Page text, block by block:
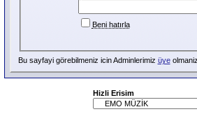
Beni hatırla
Bu sayfayi görebilmeniz icin Adminlerimiz üye
Hizli Erisim